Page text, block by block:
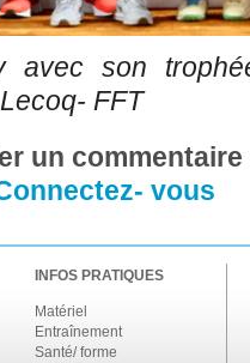
avec son
FFT
un
vous
INFOS PRATIQUES
Matériel
Entraînement
Santé/ forme